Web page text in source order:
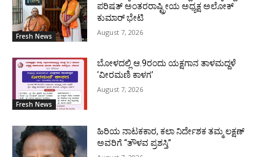
Fresh News
ಪರಿಷತ್ ಅಂತರರಾಷ್ಟ್ರೀಯ ಅಧ್ಯಕ್ಷ ಅಲೋಕ್
ಕುಮಾರ್ ಭೇಟಿ
August 7, 2026
Fresh News
ಬೋಳದಲ್ಲಿ ಆ.9ರಂದು ಯಕ್ಷಗಾನ ತಾಳಮದ್ದಳೆ
‘ವೀರಮಣಿ ಕಾಳಗ’
August 7, 2026
ಹಿರಿಯ ನಾಟಕಕಾರ, ಕಲಾ ನಿರ್ದೇಶಕ ತಮ್ಮ ಲಕ್ಷಣ್
ಅವರಿಗೆ “ತೌಳವ ಪ್ರಶಸ್ತಿ”